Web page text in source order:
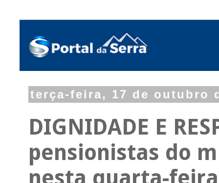
terça-feira, 17 de outubro
DIGNIDADE E
pensionistas do